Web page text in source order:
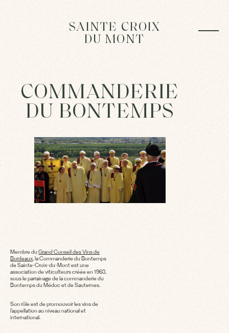
SAINTE CROIX
DU MONT
COMMANDERIE
DU BONTEMPS
Membre du Grand Conseil des Vins de
Bordeaux, la Commanderie du Bontemps
de Sainte-Croix-du-Mont est une
association de viticulteurs créée en 1963,
sous le parrainage de la commanderie du
Bontemps du Médoc et de Sauternes.
Son rôle est de promouvoir les vins de
l’appellation au niveau national et
international.